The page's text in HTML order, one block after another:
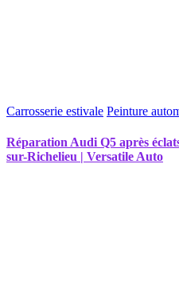
Carrosserie estivale Peinture
Réparation Audi Q5 après
sur-Richelieu | Versatile Auto